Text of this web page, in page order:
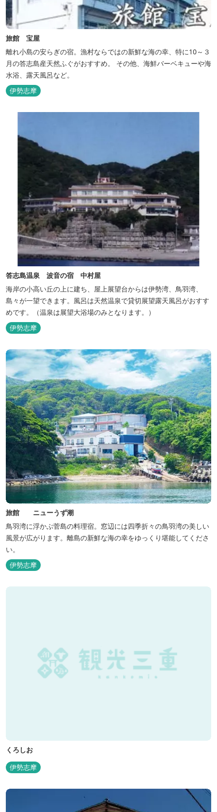
旅館 宝屋
離れ小島の安らぎの宿。漁村ならではの新鮮な海の幸、特に10～３
月の答志島産天然ふぐがおすすめ。 その他、海鮮バーベキューや海
水浴、露天風呂など。
伊勢志摩
答志島温泉 波音の宿 中村屋
海岸の小高い丘の上に建ち、屋上展望台からは伊勢湾、鳥羽湾、
島々が一望できます。風呂は天然温泉で貸切展望露天風呂がおすす
めです。（温泉は展望大浴場のみとなります。）
伊勢志摩
旅館 ニューうず潮
鳥羽湾に浮かぶ菅島の料理宿。窓辺には四季折々の鳥羽湾の美しい
風景が広がります。離島の新鮮な海の幸をゆっくり堪能してくださ
い。
伊勢志摩
くろしお
伊勢志摩